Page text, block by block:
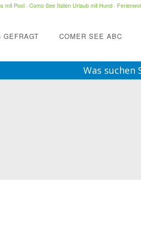
mit Pool· Como See Italien Urlaub mit Hund·
GEFRAGT COMER SEE ABC
Was suchen